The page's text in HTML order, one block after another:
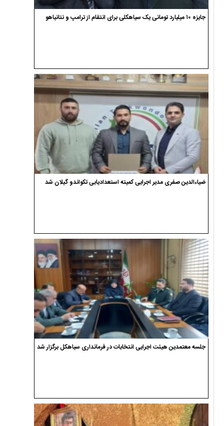
جایزه ۱۰ میلیارد تومانی یک سیاهکلی برای انتقام از ترامپ و نتانیاهو
ضیاءالدین صفری مدیر اجرایی کمیته استعدادیابی تکواندو گیلان شد
جلسه معتمدین هیئت اجرایی انتخابات در فرمانداری سیاهکل برگزار شد